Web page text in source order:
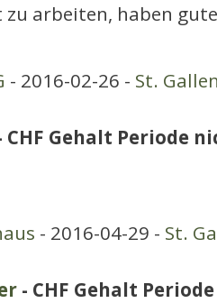
arbeiten, haben
- 2016-02-26 - St.
CHF Gehalt Periode
- 2016-04-29 - St.
- CHF Gehalt